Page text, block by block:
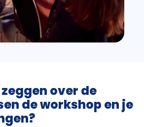
over de
de workshop en je